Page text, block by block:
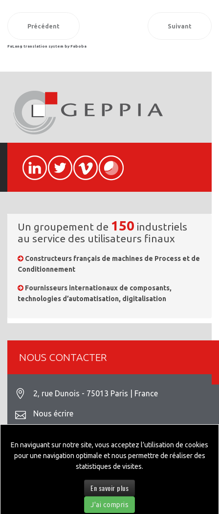
Précédent Suivant
FaLang translation system by Faboba
Un groupement de 150 industriels
au service des utilisateurs finaux
Constructeurs français de machines de Process et de
Conditionnement
Fournisseurs internationaux de composants,
technologies d’automatisation, digitalisation
NOUS CONTACTER
2, rue Dunois - 75013 Paris | France
Nous écrire
Mentions légales
© 2026 GEPPIA DESIGNED BY
En naviguant sur notre site, vous acceptez l’utilisation de cookies
pour une navigation optimale et nous permettre de réaliser des
statistiques de visites.
En savoir plus
J'ai compris